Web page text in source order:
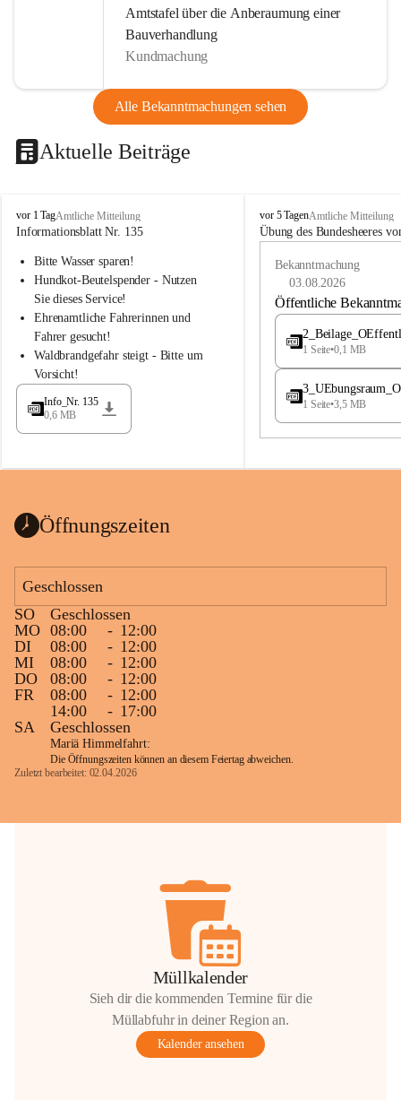
Amtstafel über die Anberaumung einer
Bauverhandlung
Kundmachung
Alle Bekanntmachungen sehen
Aktuelle Beiträge
B
u
h
a
d
l
a
vor 1 TagAmtliche Mitteilung
Informationsblatt Nr. 135
Bitte Wasser sparen!
Hundkot-Beutelspender - Nutzen
Sie dieses Service!
Ehrenamtliche Fahrerinnen und
Fahrer gesucht!
Waldbrandgefahr steigt - Bitte um
Vorsicht!
Info_Nr. 135
0,6 MB
B
u
e
a
vor 5 TagenAmtliche Mitteilung
Übung des Bundesheeres
Bekanntmachung
03.08.2026
Öffentliche
1 Seite•0,1 MB
1 Seite•3,5 MB
Öffnungszeiten
Geschlossen
SO
Geschlossen
MO 08:00 - 12:00
DI
08:00 - 12:00
MI
08:00 - 12:00
DO
08:00 - 12:00
FR
08:00 - 12:00
14:00
- 17:00
SA
Geschlossen
Mariä Himmelfahrt:
Die Öffnungszeiten können an diesem Feiertag abweichen.
Zuletzt bearbeitet: 02.04.2026
Müllkalender
Sieh dir die kommenden Termine für die
Müllabfuhr in deiner Region an.
Kalender ansehen